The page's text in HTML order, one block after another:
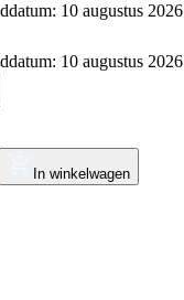
10 augustus 2026
10 augustus 2026
In winkelwagen